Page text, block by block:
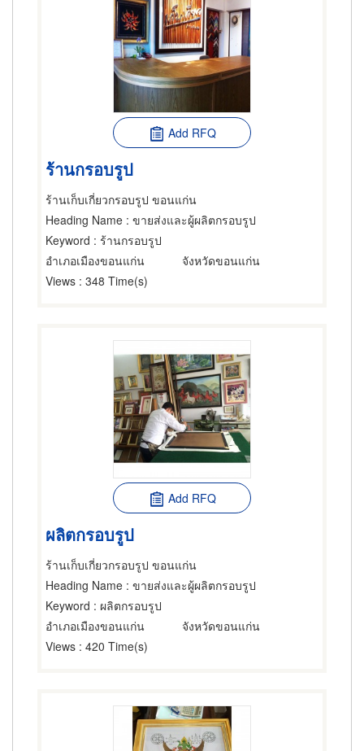
Add RFQ
ร้านกรอบรูป
ร้านเก็บเกี่ยวกรอบรูป ขอนแก่น
Heading Name : ขายส่งและผู้ผลิตกรอบรูป
Keyword : ร้านกรอบรูป
อำเภอเมืองขอนแก่น
จังหวัดขอนแก่น
Views : 348 Time(s)
Add RFQ
ผลิตกรอบรูป
ร้านเก็บเกี่ยวกรอบรูป ขอนแก่น
Heading Name : ขายส่งและผู้ผลิตกรอบรูป
Keyword : ผลิตกรอบรูป
อำเภอเมืองขอนแก่น
จังหวัดขอนแก่น
Views : 420 Time(s)